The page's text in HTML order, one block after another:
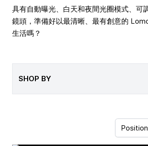
具有自動曝光、白天和夜間光圈模式、可
鏡頭，準備好以最清晰、最有創意的
生活嗎？
SHOP BY